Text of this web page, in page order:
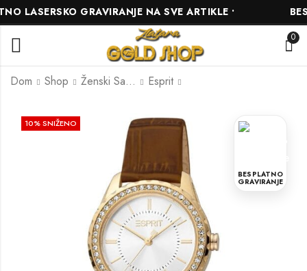
GRAVIRANJE NA SVE ARTIKLE •
0
Dom Shop Ženski Satovi Esprit
Esprit ES1L333L0025
ES1L424M0035
KM
10% SNIŽENO
BESPLATNO
GRAVIRANJE